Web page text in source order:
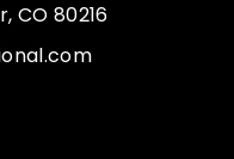
CO 80216